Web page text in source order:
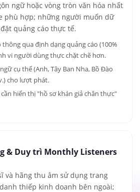
ngữ hoặc vòng tròn văn hóa nhất
phù hợp; những người muốn dữ
quảng cáo thực tế.
qua định dạng quảng cáo (100%
vi người dùng thực chặt chẽ hơn.
cụ thể (Anh, Tây Ban Nha, Bồ Đào
cho lượt phát.
hiển thị "hồ sơ khán giả chân thực"
& Duy trì Monthly Listeners
và hãng thu âm sử dụng trang
thiếp kinh doanh bên ngoài;